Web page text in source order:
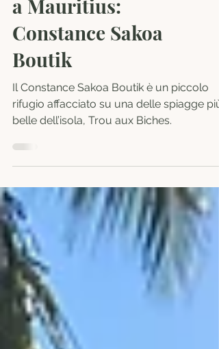
Una Casa sul Mare
a Mauritius:
Constance Sakoa
Boutik
Il Constance Sakoa Boutik è un piccolo
belle dell’isola, Trou aux Biches.